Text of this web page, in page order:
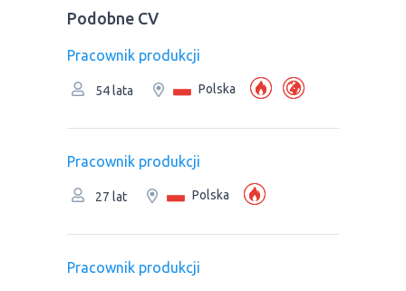
Podobne CV
Pracownik produkcji
54 lata Polska
Pracownik produkcji
27 lat Polska
Pracownik produkcji